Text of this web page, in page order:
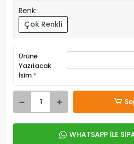
Renk:
Çok Renkli
Ürüne
Yazılacak
İsim *
WHATSAPP İLE